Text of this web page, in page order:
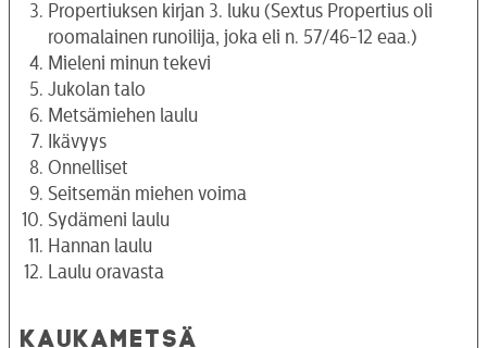
Propertiuksen kirjan 3. luku (Sextus Propertius oli
roomalainen runoilija, joka eli n. 57/46-12 eaa.)
Mieleni minun tekevi
Jukolan talo
Metsämiehen laulu
Ikävyys
Onnelliset
Seitsemän miehen voima
Sydämeni laulu
Hannan laulu
Laulu oravasta
KAUKAMETSÄ